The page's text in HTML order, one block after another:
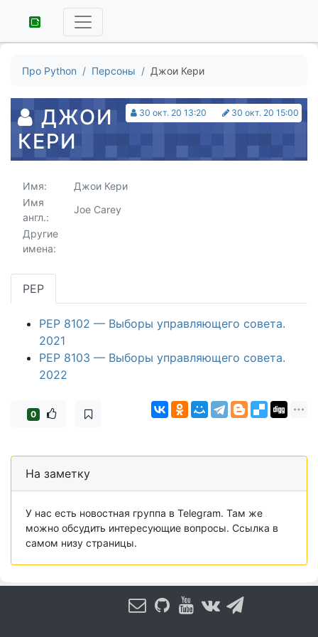
Про Python Персоны Джои Кери
30 окт. 20 13:20 30 окт. 20 15:00
ДЖОИ
КЕРИ
Имя:
Джои Кери
Имя
англ.:
Joe Carey
Другие
имена:
PEP
PEP 8102 — Выборы управляющего совета.
2021
PEP 8103 — Выборы управляющего совета.
2022
0
На заметку
У нас есть новостная группа в Telegram. Там же
можно обсудить интересующие вопросы. Ссылка в
самом низу страницы.